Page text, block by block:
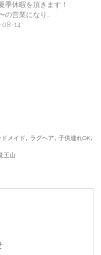
季休暇を頂きます！
の営業になり…
08-14
ドメイド, ラグヘア, 子供連れOK,
王山